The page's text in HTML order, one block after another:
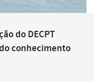
do DECPT
conhecimento